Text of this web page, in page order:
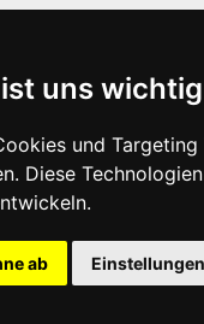
uns wichtig
und
Diese
ab